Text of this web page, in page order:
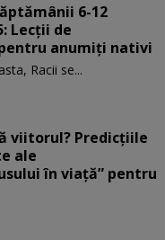
6-12
Lecții de
anumiți nativi
Racii se...
viitorul? Predicțiile
ale
în viață” pentru